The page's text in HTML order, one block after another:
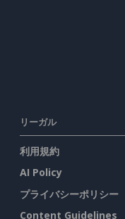
リーガル
利用規約
AI Policy
プライバシーポリシー
Content Guidelines